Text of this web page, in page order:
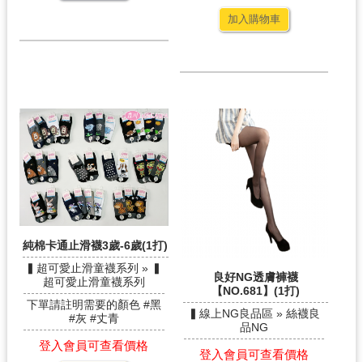
加入購物車
純棉卡通止滑襪3歲-6歲(1打)
▍超可愛止滑童襪系列 » ▍
超可愛止滑童襪系列
下單請註明需要的顏色 #黑
#灰 #丈青
登入會員可查看價格
良好NG透膚褲襪
【NO.681】(1打)
▍線上NG良品區 » 絲襪良
品NG
登入會員可查看價格